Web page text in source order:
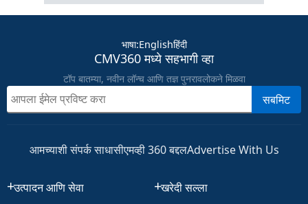
भाषा:Englishहिंदी
CMV360 मध्ये सहभागी व्हा
टॉप बातम्या, नवीन लॉन्च आणि तज्ञ पुनरावलोकने मिळवा
सबमिट
आमच्याशी संपर्क साधासीएमव्ही 360 बद्दलAdvertise With Us
उत्पादन आणि सेवा
खरेदी सल्ला